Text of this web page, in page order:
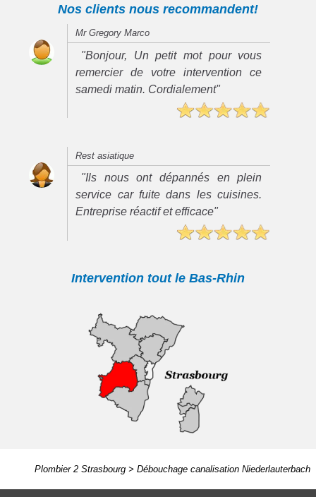
Nos clients nous recommandent!
Mr Gregory Marco
"Bonjour, Un petit mot pour vous
remercier de votre intervention ce
samedi matin. Cordialement"
Rest asiatique
"Ils nous ont dépannés en plein
service car fuite dans les cuisines.
Entreprise réactif et efficace"
Intervention tout le Bas-Rhin
Plombier 2 Strasbourg> Débouchage canalisation Niederlauterbach